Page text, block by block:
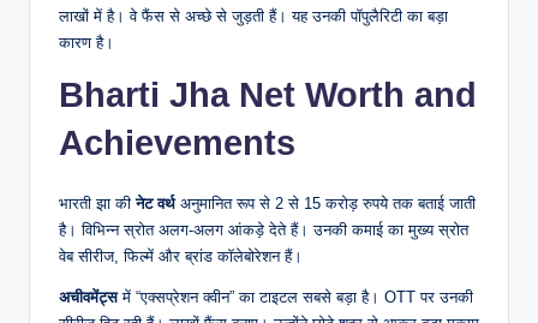
लाखों में है। वे फैंस से अच्छे से जुड़ती हैं। यह उनकी पॉपुलैरिटी का बड़ा
कारण है।
Bharti Jha Net Worth and
Achievements
भारती झा कीनेट वर्थअनुमानित रूप से 2 से 15 करोड़ रुपये तक बताई जाती
है। विभिन्न स्रोत अलग-अलग आंकड़े देते हैं। उनकी कमाई का मुख्य स्रोत
वेब सीरीज, फिल्में और ब्रांड कॉलेबोरेशन हैं।
अचीवमेंट्समें “एक्सप्रेशन क्वीन” का टाइटल सबसे बड़ा है। OTT पर उनकी